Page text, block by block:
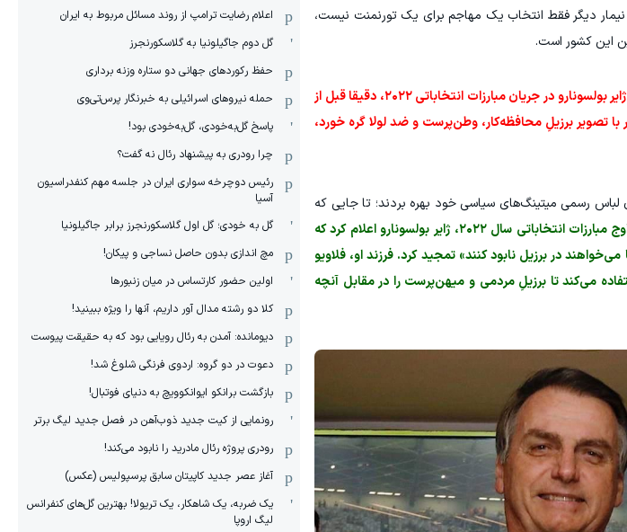
دیگر فقط انتخاب یک مهاجم برای یک تورنمنت نیست،
این کشور است.
از زمان حمایت آشکار او از ژایر بولسونارو در جریان مبارزات انتخاباتی ۲۰۲۲، دقیقا قبل از
به مرور با تصویر برزیلِ محافظه‌کار، وطن‌پرست و ضد لولا گره خورد،
لباس رسمی میتینگ‌های سیاسی خود بهره بردند؛ تا جایی که
در اوج مبارزات انتخاباتی سال ۲۰۲۲، ژایر بولسونارو اعلام کرد که
در برزیل نابود کنند» تمجید کرد. فرزند او، فلاویو
می‌کند تا برزیلِ مردمی و میهن‌پرست را در مقابل آنچه
اعلام رضایت ترامپ از روند مسائل مربوط به ایران
گل دوم جاگیلونیا به گلاسکورنجرز
حفظ رکوردهای جهانی دو ستاره وزنه برداری
حمله نیروهای اسرائیلی به خبرنگار پرس‌تی‌وی
پاسخ گل‌به‌خودی، گل‌به‌خودی بود!
چرا رودری به پیشنهاد رئال نه گفت؟
رئیس دوچرخه سواری ایران در جلسه مهم کنفدراسیون
آسیا
گل به خودی؛ گل اول گلاسکورنجرز برابر جاگیلونیا
مچ اندازی بدون حاصل نساجی و پیکان!
اولین حضور کارتساس در میان زنبورها
کلا دو‌ رشته مدال آور داریم، آنها را ویژه ببینید!
دیومانده: آمدن به رئال رویایی بود که به حقیقت پیوست
دعوت در دو گروه: اردوی فرنگی شلوغ شد!
بازگشت برانکو ایوانکوویچ به دنیای فوتبال!
رونمایی از کیت جدید ذوب‌آهن در فصل جدید لیگ برتر
رودری پروژه رئال مادرید را نابود می‌کند!
آغاز عصر جدید کاپیتان سابق پرسپولیس (عکس)
یک ضربه، یک شاهکار، یک تریولا! بهترین گل‌های کنفرانس
لیگ اروپا